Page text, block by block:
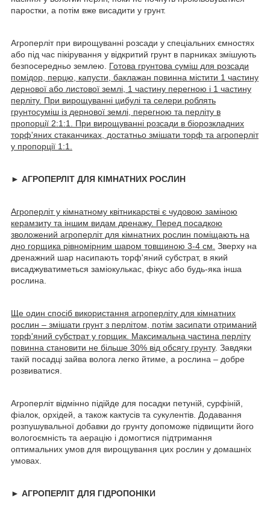
паростки, а потім вже висадити у грунт.
Агроперліт при вирощуванні розсади у спеціальних ємностях
або під час пікірування у відкритий грунт в парниках змішують
безпосередньо землею. Готова грунтова суміш для розсади
помідор, перцю, капусти, баклажан повинна містити 1 частину
дернової або листової землі, 1 частину перегною і 1 частину
перліту. При вирощуванні цибулі та селери роблять
грунтосуміш із дернової землі, перегною та перліту в
пропорції 2:1:1. При вирощуванні розсади в біорозкладних
торф'яних стаканчиках, достатньо змішати торф та агроперліт
у пропорції 1:1.
► АГРОПЕРЛІТ ДЛЯ КІМНАТНИХ РОСЛИН
Агроперліт у кімнатному квітникарстві є чудовою заміною
керамзиту та іншим видам дренажу. Перед посадкою
зволожений агроперліт для кімнатних рослин поміщають на
дно горщика рівномірним шаром товщиною 3-4 см. Зверху на
дренажний шар насипають торф'яний субстрат, в який
висаджуватиметься заміокулькас, фікус або будь-яка інша
рослина.
Ще один спосіб використання агроперліту для кімнатних
рослин – змішати грунт з перлітом, потім засипати отриманий
торф'яний субстрат у горщик. Максимальна частина перліту
повинна становити не більше 30% від обсягу грунту. Завдяки
такій посадці зайва волога легко йтиме, а рослина – добре
розвиватися.
Агроперліт відмінно підійде для посадки петуній, сурфіній,
фіалок, орхідей, а також кактусів та сукулентів. Додавання
розпушувальної добавки до грунту допоможе підвищити його
вологоємність та аерацію і домогтися підтримання
оптимальних умов для вирощування цих рослин у домашніх
умовах.
► АГРОПЕРЛІТ ДЛЯ ГІДРОПОНІКИ